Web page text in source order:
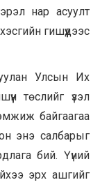
нар асуулт
гишүүдээс
Улсын Их
төслийг үзэл
байгаагаа
энэ салбарыг
бий. Үүний
эрх ашгийг